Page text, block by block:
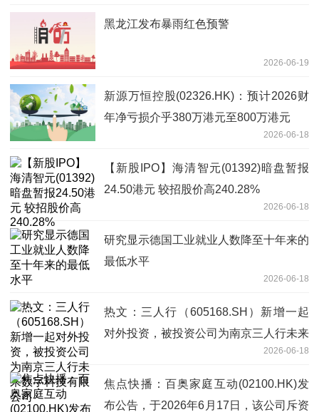
黑龙江发布暴雨红色预警
2026-06-19
新源万恒控股(02326.HK)：预计2026财
年净亏损介乎380万港元至800万港元
2026-06-18
【新股IPO】海清智元(01392)暗盘暂报
24.50港元 较招股价高240.28%
2026-06-18
研究显示德国工业就业人数降至十年来的
最低水平
2026-06-18
热文：三人行（605168.SH）新增一起
对外投资，被投资公司为南京三人行未来
2026-06-18
焦点快播：百奥家庭互动(02100.HK)发
布公告，于2026年6月17日，该公司斥资